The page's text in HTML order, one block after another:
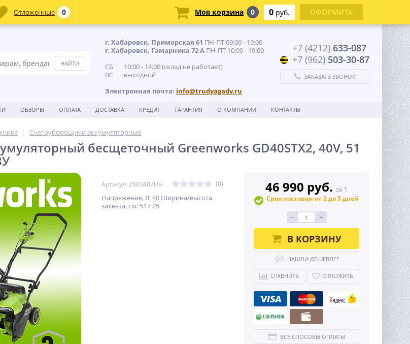
г. Хабаровск, Приморская 61 ПН-ПТ 09:00 - 19:00
г. Хабаровск, Гамарника 72 А ПН-ПТ 10:00 - 19:00
СБ 10:00 - 14:00 (склад не работает)
ВС выходной
Электронная почта: info@trudyagadv.ru
+7 (4212) 633-087
+7 (962) 503-30-87
ЗАКАЗАТЬ ЗВОНОК
ОБЗОРЫ ОПЛАТА ДОСТАВКА КРЕДИТ ГАРАНТИЯ О КОМПАНИИ КОНТАКТЫ
Снегоуборощики аккумуляторные
бесщеточный Greenworks GD40STX2, 40V, 51
Артикул: 2603407UH (0)
Напряжение, В: 40 Ширина/высота
захвата, см: 51 / 25
46 990 руб. за 1
Срок поставки от 2 до 5 дней
- +
В КОРЗИНУ
НАШЛИ ДЕШЕВЛЕ?
СРАВНИТЬ ОТЛОЖИТЬ
ВСЕ СПОСОБЫ ОПЛАТЫ
Отложенные 0 Моя корзина 0 0 руб. ОФОРМИТЬ